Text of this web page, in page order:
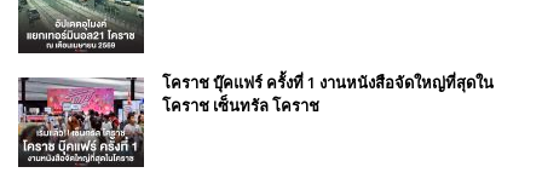
โคราช บุ๊คแฟร์​ ครั้งที่​ 1 งานหนังสือจัดใหญ่ที่สุดใน
โคราช เซ็นทรัล โคราช